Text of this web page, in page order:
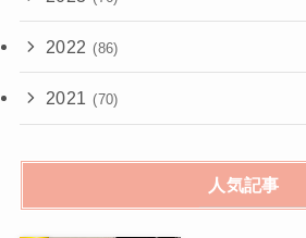
2022 (86)
2021 (70)
人気記事